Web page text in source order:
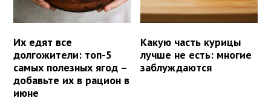
Их едят все
долгожители: топ-5
самых полезных ягод –
добавьте их в рацион в
июне
Какую часть курицы
лучше не есть: многие
заблуждаются